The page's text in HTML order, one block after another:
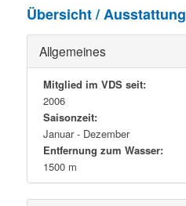
Übersicht / Ausstattung
Allgemeines
Mitglied im VDS seit:
2006
Saisonzeit:
Januar - Dezember
Entfernung zum Wasser:
1500 m